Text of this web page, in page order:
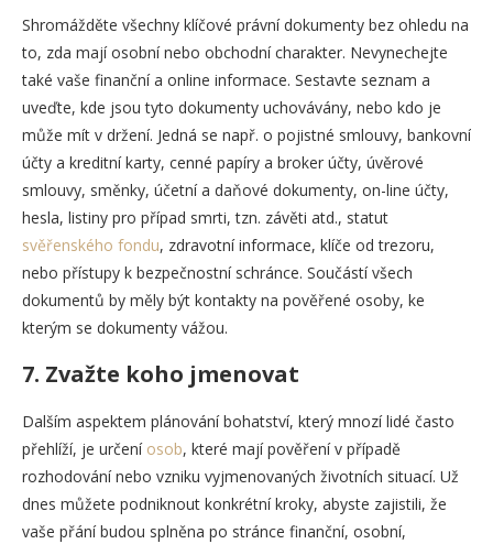
Shromážděte všechny klíčové právní dokumenty bez ohledu na
to, zda mají osobní nebo obchodní charakter. Nevynechejte
také vaše finanční a online informace. Sestavte seznam a
uveďte, kde jsou tyto dokumenty uchovávány, nebo kdo je
může mít v držení. Jedná se např. o pojistné smlouvy, bankovní
účty a kreditní karty, cenné papíry a broker účty, úvěrové
smlouvy, směnky, účetní a daňové dokumenty, on-line účty,
hesla, listiny pro případ smrti, tzn. závěti atd., statut
svěřenského fondu, zdravotní informace, klíče od trezoru,
nebo přístupy k bezpečnostní schránce. Součástí všech
dokumentů by měly být kontakty na pověřené osoby, ke
kterým se dokumenty vážou.
7. Zvažte koho jmenovat
Dalším aspektem plánování bohatství, který mnozí lidé často
přehlíží, je určení osob, které mají pověření v případě
rozhodování nebo vzniku vyjmenovaných životních situací. Už
dnes můžete podniknout konkrétní kroky, abyste zajistili, že
vaše přání budou splněna po stránce finanční, osobní,